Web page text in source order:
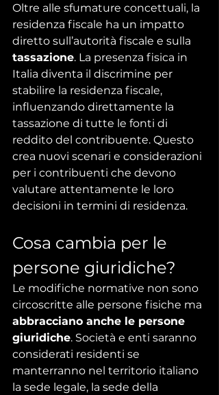
Oltre alle sfumature concettuali, la
residenza fiscale ha un impatto
diretto sull’autorità fiscale e sulla
tassazione. La presenza fisica in
Italia diventa il discrimine per
stabilire la residenza fiscale,
influenzando direttamente la
tassazione di tutte le fonti di
reddito del contribuente. Questo
crea nuovi scenari e considerazioni
per i contribuenti che devono
valutare attentamente le loro
decisioni in termini di residenza.
Cosa cambia per le
persone giuridiche?
Le modifiche normative non sono
circoscritte alle persone fisiche ma
abbracciano anche le persone
giuridiche. Società e enti saranno
considerati residenti se
manterranno nel territorio italiano
la sede legale, la sede della